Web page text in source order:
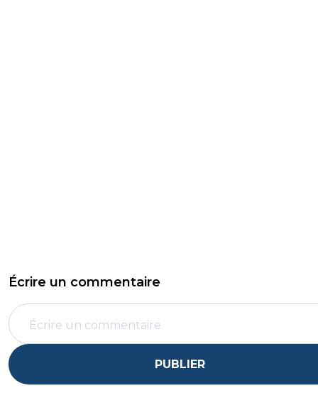
Écrire un commentaire
PUBLIER